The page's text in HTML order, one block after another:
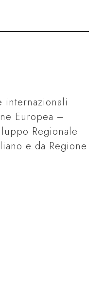
internazionali
Europea –
Regionale
e da Regione